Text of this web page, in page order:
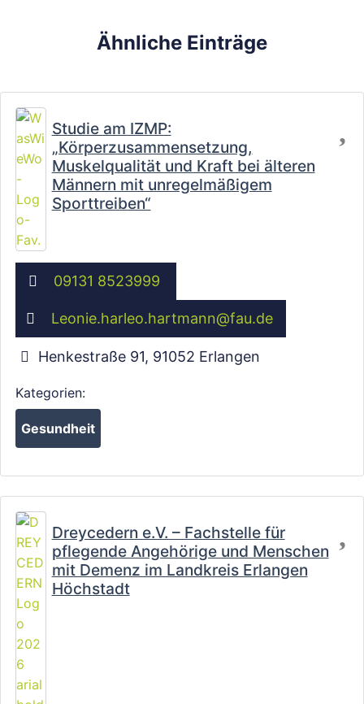
Ähnliche Einträge
Studie am IZMP:
„Körperzusammensetzung,
Muskelqualität und Kraft bei älteren
Männern mit unregelmäßigem
Sporttreiben“
09131 8523999
Leonie.harleo.hartmann@fau.de
Henkestraße 91, 91052 Erlangen
Kategorien:
Gesundheit
Dreycedern e.V. – Fachstelle für
pflegende Angehörige und Menschen
mit Demenz im Landkreis Erlangen
Höchstadt